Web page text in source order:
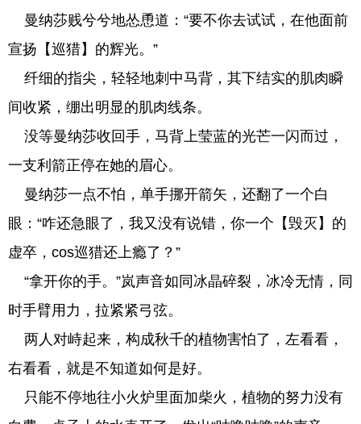
曼纳莎贱兮兮地怂恿道：“要不你去试试，在他面前
宣扬【巡猎】的辉光。”
纤细的指尖，轻轻地刺中马背，其下结实的肌肉瞬
间收紧，绷出明显的肌肉线条。
没等曼纳莎收回手，马背上莹蓝的光芒一闪而过，
一支利箭正停在她的眉心。
曼纳莎一点不怕，单手挪开箭矢，还翻了一个白
眼：“咋还急眼了，我又没有说错，你一个【毁灭】的
虚卒，cos巡猎还上瘾了？”
“拿开你的手。”岚声音如同冰晶碎裂，冰冷无情，同
时手臂用力，拉紧紧弓弦。
两人对峙起来，构成秋千的植物害怕了，左看看，
右看看，就是不知道如何是好。
只能不停地往小火炉里面加柴火，植物的努力没有